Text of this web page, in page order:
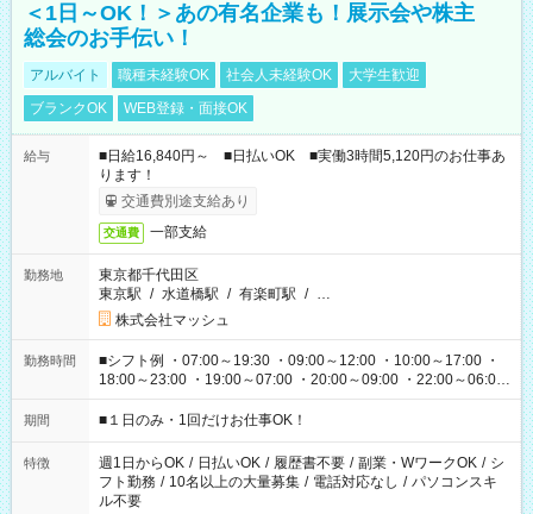
＜1日～OK！＞あの有名企業も！展示会や株主
総会のお手伝い！
アルバイト 職種未経験OK 社会人未経験OK
大学生歓迎
ブランクOK
WEB登録・面接OK
給与
■日給16,840円～ ■日払いOK ■実働3時間5,120円のお仕事あ
ります！
交通費別途支給あり
交通費 一部支給
勤務地
東京都千代田区
東京駅 / 水道橋駅 / 有楽町駅 / …
株式会社マッシュ
勤務時間
■シフト例 ・07:00～19:30 ・09:00～12:00 ・10:00～17:00 ・
18:00～23:00 ・19:00～07:00 ・20:00～09:00 ・22:00～06:00
etc ★最短で3時間で5,120円のお仕事から 15時間で2万円近く稼
げるお仕事も！ ご希望のお時間に合わせてご紹介！ ※シフトは
ください！
期間 ■１日のみ・1回だけお仕事OK！
特徴 週1日からOK / 日払いOK / 履歴書不要 / 副業・WワークOK / シ
フト勤務 / 10名以上の大量募集 / 電話対応なし / パソコンスキ
ル不要